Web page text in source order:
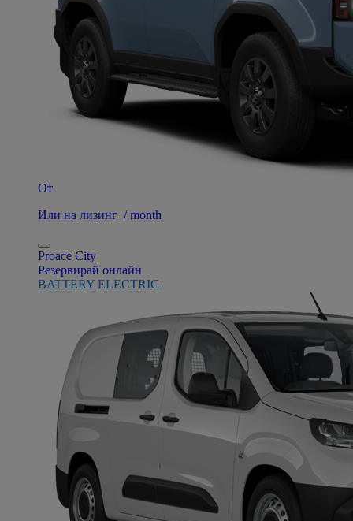
От
Или на лизинг / month
Proace City
Резервирай онлайн
BATTERY ELECTRIC